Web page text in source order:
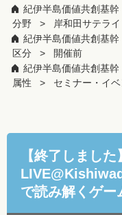
紀伊半島価値共創基幹
分野
岸和田サテライ
紀伊半島価値共創基幹
区分
開催前
紀伊半島価値共創基幹
属性
セミナー・イベ
【終了しまし
で読み解くゲー